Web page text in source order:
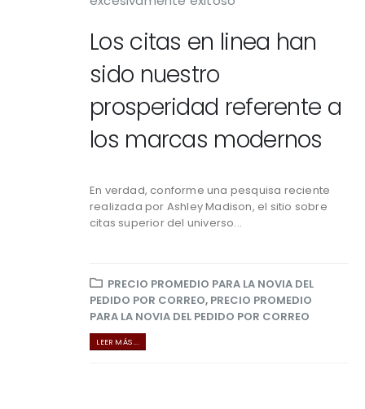
Los citas en linea han
sido nuestro
prosperidad referente a
los marcas modernos
En verdad, conforme una pesquisa reciente
realizada por Ashley Madison, el sitio sobre
citas superior del universo...
PRECIO PROMEDIO PARA LA NOVIA DEL
PEDIDO POR CORREO, PRECIO PROMEDIO
PARA LA NOVIA DEL PEDIDO POR CORREO
LEER MÁS ...